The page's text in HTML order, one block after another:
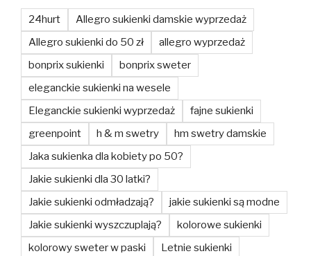
24hurt
Allegro sukienki damskie wyprzedaż
Allegro sukienki do 50 zł
allegro wyprzedaż
bonprix sukienki
bonprix sweter
eleganckie sukienki na wesele
Eleganckie sukienki wyprzedaż
fajne sukienki
greenpoint
h & m swetry
hm swetry damskie
Jaka sukienka dla kobiety po 50?
Jakie sukienki dla 30 latki?
Jakie sukienki odmładzają?
jakie sukienki są modne
Jakie sukienki wyszczuplają?
kolorowe sukienki
kolorowy sweter w paski
Letnie sukienki